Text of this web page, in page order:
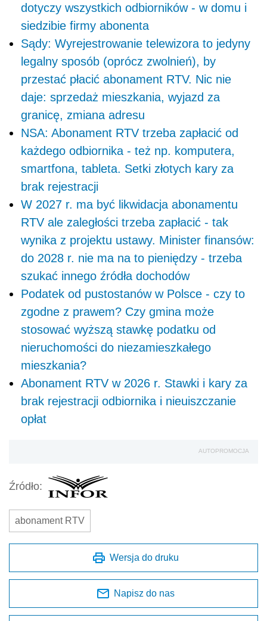
dotyczy wszystkich odbiorników - w domu i
siedzibie firmy abonenta
Sądy: Wyrejestrowanie telewizora to jedyny
legalny sposób (oprócz zwolnień), by
przestać płacić abonament RTV. Nic nie
daje: sprzedaż mieszkania, wyjazd za
granicę, zmiana adresu
NSA: Abonament RTV trzeba zapłacić od
każdego odbiornika - też np. komputera,
smartfona, tableta. Setki złotych kary za
brak rejestracji
W 2027 r. ma być likwidacja abonamentu
RTV ale zaległości trzeba zapłacić - tak
wynika z projektu ustawy. Minister finansów:
do 2028 r. nie ma na to pieniędzy - trzeba
szukać innego źródła dochodów
Podatek od pustostanów w Polsce - czy to
zgodne z prawem? Czy gmina może
stosować wyższą stawkę podatku od
nieruchomości do niezamieszkałego
mieszkania?
Abonament RTV w 2026 r. Stawki i kary za
brak rejestracji odbiornika i nieuiszczanie
opłat
AUTOPROMOCJA
Źródło:
abonament RTV
Wersja do druku
Napisz do nas